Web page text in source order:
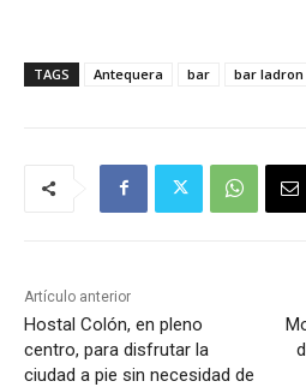
TAGS Antequera bar bar ladron
Artículo anterior
Hostal Colón, en pleno
centro, para disfrutar la
ciudad a pie sin necesidad de